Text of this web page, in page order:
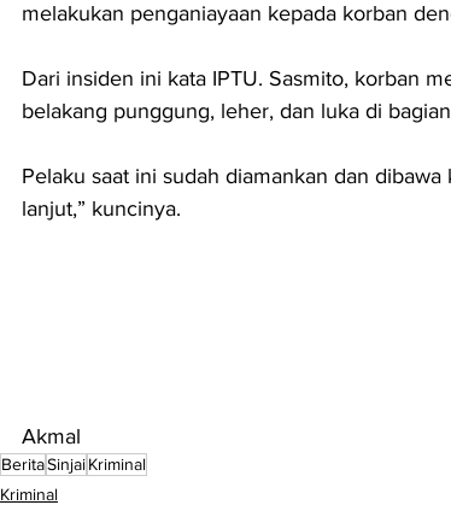
melakukan penganiayaan kepada korban
Dari insiden ini kata IPTU. Sasmito, korban
belakang punggung, leher, dan luka di
Pelaku saat ini sudah diamankan dan
lanjut,” kuncinya.
Akmal
BeritaSinjaiKriminal
Kriminal